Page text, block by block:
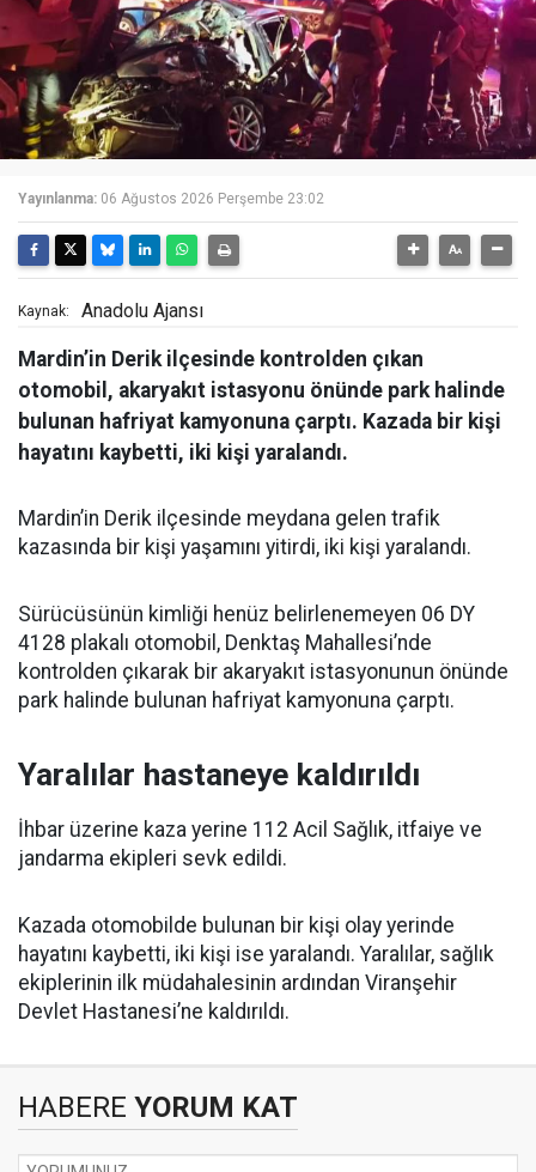
Yayınlanma: 06 Ağustos 2026 Perşembe 23:02
Kaynak: Anadolu Ajansı
Mardin’in Derik ilçesinde kontrolden çıkan
otomobil, akaryakıt istasyonu önünde park halinde
bulunan hafriyat kamyonuna çarptı. Kazada bir kişi
hayatını kaybetti, iki kişi yaralandı.
Mardin’in Derik ilçesinde meydana gelen trafik
kazasında bir kişi yaşamını yitirdi, iki kişi yaralandı.
Sürücüsünün kimliği henüz belirlenemeyen 06 DY
4128 plakalı otomobil, Denktaş Mahallesi’nde
kontrolden çıkarak bir akaryakıt istasyonunun önünde
park halinde bulunan hafriyat kamyonuna çarptı.
Yaralılar hastaneye kaldırıldı
İhbar üzerine kaza yerine 112 Acil Sağlık, itfaiye ve
jandarma ekipleri sevk edildi.
Kazada otomobilde bulunan bir kişi olay yerinde
hayatını kaybetti, iki kişi ise yaralandı. Yaralılar, sağlık
ekiplerinin ilk müdahalesinin ardından Viranşehir
Devlet Hastanesi’ne kaldırıldı.
HABERE YORUM KAT